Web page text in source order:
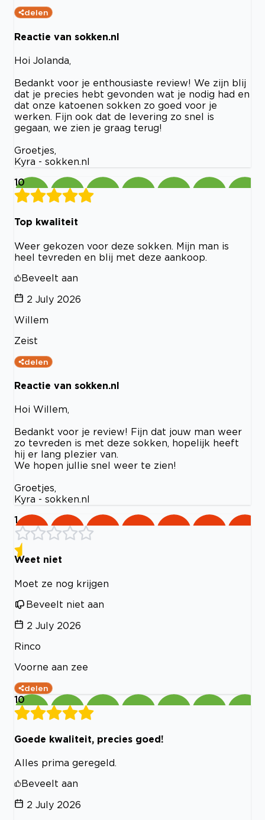
delen
Reactie van sokken.nl
Hoi Jolanda,
Bedankt voor je enthousiaste review! We zijn blij
dat je precies hebt gevonden wat je nodig had en
dat onze katoenen sokken zo goed voor je
werken. Fijn ook dat de levering zo snel is
gegaan, we zien je graag terug!
Groetjes,
Kyra - sokken.nl
10
Top kwaliteit
Weer gekozen voor deze sokken. Mijn man is
heel tevreden en blij met deze aankoop.
Beveelt aan
2 July 2026
Willem
Zeist
delen
Reactie van sokken.nl
Hoi Willem,
Bedankt voor je review! Fijn dat jouw man weer
zo tevreden is met deze sokken, hopelijk heeft
hij er lang plezier van.
We hopen jullie snel weer te zien!
Groetjes,
Kyra - sokken.nl
1
Weet niet
Moet ze nog krijgen
Beveelt niet aan
2 July 2026
Rinco
Voorne aan zee
delen
10
Goede kwaliteit, precies goed!
Alles prima geregeld.
Beveelt aan
2 July 2026